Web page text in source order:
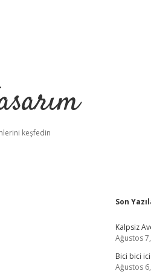
keşfedin
Son
Kalpsiz
Ağustos
Bici bici
Ağustos